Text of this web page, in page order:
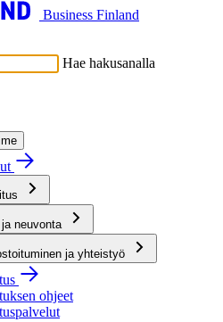
Business Finland
Hae hakusanalla
neuvonta
ja yhteistyö
ohjeet